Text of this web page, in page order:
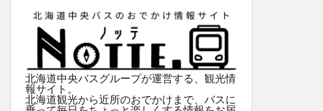
北海道中央バスグループが運営する、観光情
報サイト。
北海道観光から近所のおでかけまで、バスに